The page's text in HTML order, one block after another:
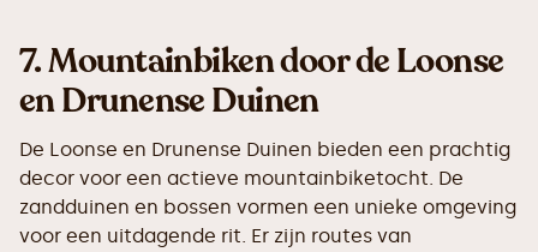
7.Mountainbiken door de Loonse
en Drunense Duinen
De Loonse en Drunense Duinen bieden een prachtig
decor voor een actieve mountainbiketocht. De
zandduinen en bossen vormen een unieke omgeving
voor een uitdagende rit. Er zijn routes van